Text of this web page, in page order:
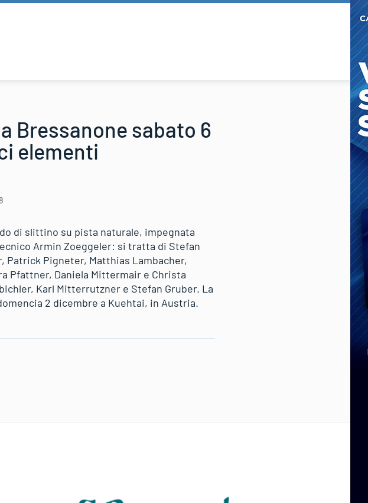
Bressanone sabato 6
elementi
di slittino su pista naturale, impegnata
Armin Zoeggeler: si tratta di Stefan
Patrick Pigneter, Matthias Lambacher,
Pfattner, Daniela Mittermair e Christa
Karl Mitterrutzner e Stefan Gruber. La
2 dicembre a Kuehtai, in Austria.